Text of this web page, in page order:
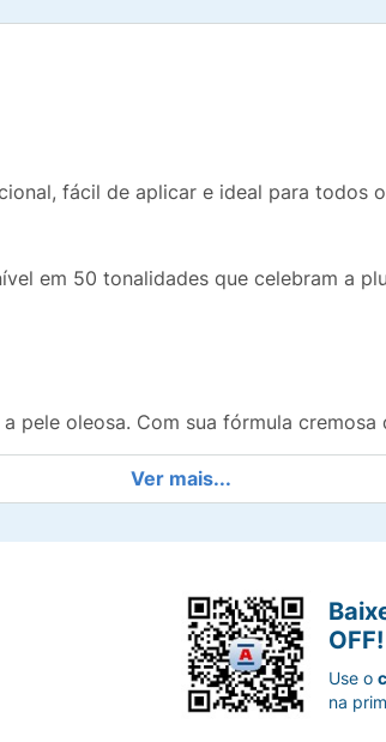
fácil de aplicar e ideal para
em 50 tonalidades que celebram a
pele oleosa. Com sua fórmula
testado, enriquecido
30 UVA/UVB, auxilia na proteção
para atender às suas necessidades,
Ver mais...
OFF!
Use o
na